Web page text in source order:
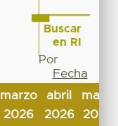
marzo
2026
abril
2026
mayo
2026
Buscar
en RI
Por
Fecha
de
publicación
Autor